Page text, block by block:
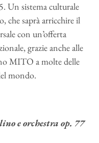
Un sistema culturale
che saprà arricchire il
con un’offerta
grazie anche alle
MITO a molte delle
mondo.
e orchestra op. 77